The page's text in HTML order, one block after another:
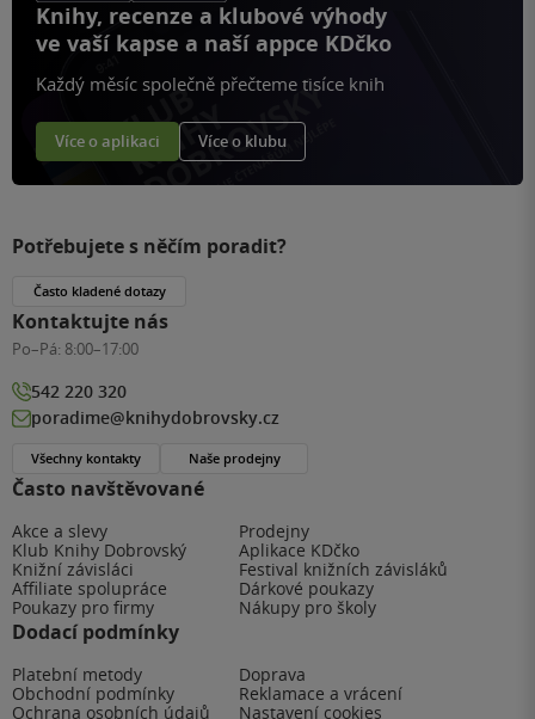
Knihy, recenze a klubové výhody
ve vaší kapse a naší appce KDčko
Každý měsíc společně přečteme tisíce knih
Více o aplikaci Více o klubu
Často navštěvované
Akce a slevy
Prodejny
Klub Knihy Dobrovský
Aplikace KDčko
Knižní závisláci
Festival knižních závisláků
Affiliate spolupráce
Dárkové poukazy
Poukazy pro firmy
Nákupy pro školy
Dodací podmínky
Platební metody
Doprava
Obchodní podmínky
Reklamace a vrácení
Ochrana osobních údajů
Nastavení cookies
Potřebujete s něčím poradit?
Často kladené dotazy
Kontaktujte nás
Po–Pá: 8:00–17:00
542 220 320
poradime@knihydobrovsky.cz
Všechny kontakty Naše prodejny